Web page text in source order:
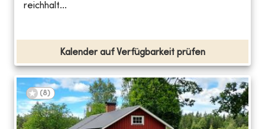
reichhalt...
Kalender auf Verfügbarkeit prüfen
(8)